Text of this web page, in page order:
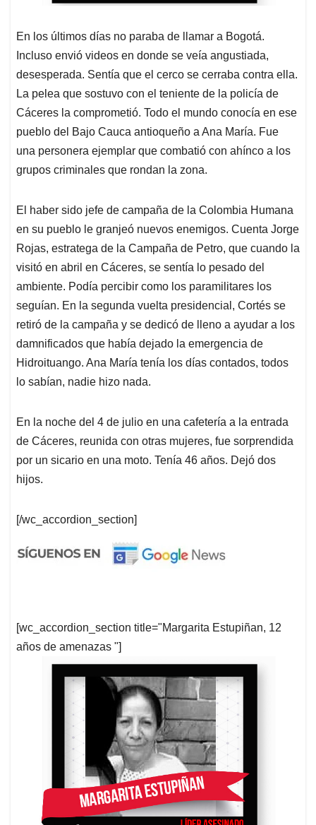
En los últimos días no paraba de llamar a Bogotá.
Incluso envió videos en donde se veía angustiada,
desesperada. Sentía que el cerco se cerraba contra ella.
La pelea que sostuvo con el teniente de la policía de
Cáceres la comprometió. Todo el mundo conocía en ese
pueblo del Bajo Cauca antioqueño a Ana María. Fue
una personera ejemplar que combatió con ahínco a los
grupos criminales que rondan la zona.
El haber sido jefe de campaña de la Colombia Humana
en su pueblo le granjeó nuevos enemigos. Cuenta Jorge
Rojas, estratega de la Campaña de Petro, que cuando la
visitó en abril en Cáceres, se sentía lo pesado del
ambiente. Podía percibir como los paramilitares los
seguían. En la segunda vuelta presidencial, Cortés se
retiró de la campaña y se dedicó de lleno a ayudar a los
damnificados que había dejado la emergencia de
Hidroituango. Ana María tenía los días contados, todos
lo sabían, nadie hizo nada.
En la noche del 4 de julio en una cafetería a la entrada
de Cáceres, reunida con otras mujeres, fue sorprendida
por un sicario en una moto. Tenía 46 años. Dejó dos
hijos.
[/wc_accordion_section]
[wc_accordion_section title="Margarita Estupiñan, 12
años de amenazas "]